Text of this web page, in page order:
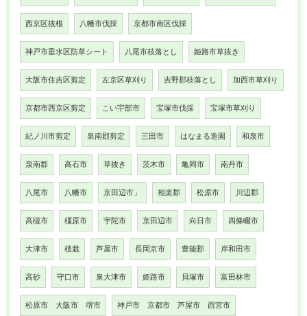
西京区抜根 八幡市伐採 京都市南区伐採
神戸市垂水区防草シート 八尾市枝落とし 姫路市草抜き
大阪市住吉区剪定 左京区草刈り 吉野郡枝落とし 加西市草刈り
京都市西京区剪定 こい宇部市 宝塚市伐採 宝塚市草刈り
紀ノ川市剪定 泉南郡剪定 三田市 はなまる造園 和泉市
泉南郡 高石市 草抜き 茨木市 亀岡市 南丹市
八尾市 八幡市 京田辺市」 相楽郡 松原市 川辺郡
高槻市 橿原市 宇陀市 京田辺市 向日市 四條畷市
大津市 植栽 芦屋市 長岡京市 豊能郡 岸和田市
高砂 守口市 泉大津市 姫路市 貝塚市 富田林市
松原市 大阪市 堺市 神戸市 京都市 芦屋市 西宮市